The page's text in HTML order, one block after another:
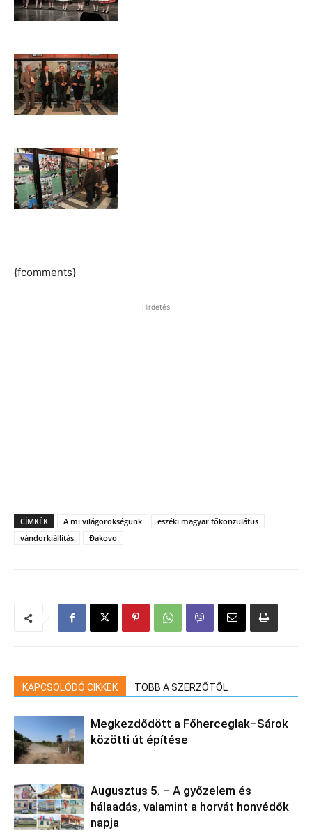
{fcomments}
Hirdetés
CÍMKÉK A mi világörökségünk
eszéki magyar főkonzulátus
vándorkiállítás
Đakovo
KAPCSOLÓDÓ CIKKEK TÖBB A SZERZŐTŐL
Megkezdődött a Főherceglak–Sárok
közötti út építése
Augusztus 5. – A győzelem és
hálaadás, valamint a horvát honvédők
napja